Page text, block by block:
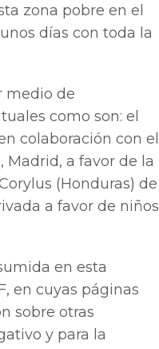
zona pobre en el
días con toda la
medio de
como son: el
colaboración con el
Madrid, a favor de la
(Honduras) de
a favor de niños
en esta
en cuyas páginas
sobre otras
y para la